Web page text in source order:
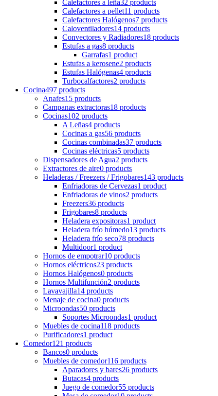
Calefactores a leña32 products
Calefactores a pellet11 products
Calefactores Halógenos7 products
Caloventiladores14 products
Convectores y Radiadores18 products
Estufas a gas8 products
Garrafas1 product
Estufas a kerosene2 products
Estufas Halógenas4 products
Turbocalfactores2 products
Cocina497 products
Anafes15 products
Campanas extractoras18 products
Cocinas102 products
A Leñas4 products
Cocinas a gas56 products
Cocinas combinadas37 products
Cocinas eléctricas5 products
Dispensadores de Agua2 products
Extractores de aire0 products
Heladeras / Freezers / Frigobares143 products
Enfriadoras de Cervezas1 product
Enfriadoras de vinos2 products
Freezers36 products
Frigobares8 products
Heladera expositoras1 product
Heladera frío húmedo13 products
Heladera frío seco78 products
Multidoor1 product
Hornos de empotrar10 products
Hornos eléctricos23 products
Hornos Halógenos0 products
Hornos Multifunción2 products
Lavavajilla14 products
Menaje de cocina0 products
Microondas50 products
Soportes Microondas1 product
Muebles de cocina118 products
Purificadores1 product
Comedor121 products
Bancos0 products
Muebles de comedor116 products
Aparadores y bares26 products
Butacas4 products
Juego de comedor55 products